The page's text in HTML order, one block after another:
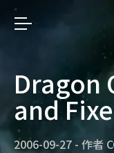
Dragon
and
2006-09-27 - 作者